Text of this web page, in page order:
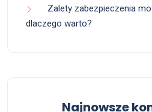
Zalety zabezpieczenia
dlaczego warto?
Najnowsze